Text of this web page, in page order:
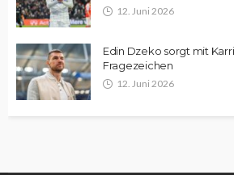
12. Juni 2026
Edin Dzeko sorgt mit
Fragezeichen
12. Juni 2026